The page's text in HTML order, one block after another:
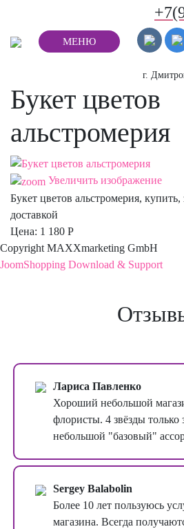
МЕНЮ
г.
Букет цветов
альстромерия
Увеличить изображение
Букет цветов альстромерия, купить,
доставкой
Цена: 1 180 Р
Copyright MAXXmarketing GmbH
JoomShopping Download & Support
Лариса Павленко
Хороший небольшой
флористы. 4 звёзды только
небольшой "базовый"
Sergey Balabolin
Более 10 лет пользуюсь
магазина. Всегда